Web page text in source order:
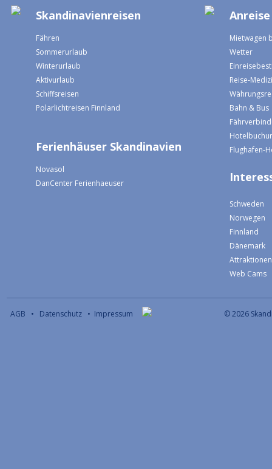
Skandinavienreisen
Fähren
Sommerurlaub
Winterurlaub
Aktivurlaub
Schiffsreisen
Polarlichtreisen Finnland
Ferienhäuser Skandinavien
Novasol
DanCenter Ferienhaeuser
Mietwagen
Wetter
Reise-
Bahn & Bus
Flughafen-
Schweden
Norwegen
Finnland
Dänemark
Attraktionen
Web Cams
© 2026
AGB • Datenschutz • Impressum